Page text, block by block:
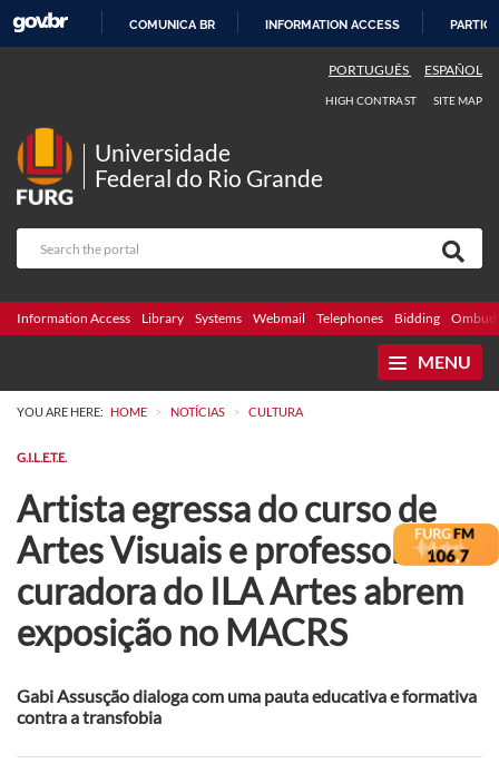
COMUNICA BR INFORMATION ACCESS
PORTUGUÊS ESPAÑOL
HIGH CONTRAST SITE MAP
Universidade
Federal do Rio Grande
Information Access Library Systems Webmail Telephones Bidding
MENU
YOU ARE HERE: HOME > NOTÍCIAS > CULTURA
G.I.L.E.T.E.
Artista egressa do curso de
Artes Visuais e professora
curadora do ILA Artes abrem
exposição no MACRS
Gabi Assusção dialoga com uma pauta educativa e formativa
contra a transfobia